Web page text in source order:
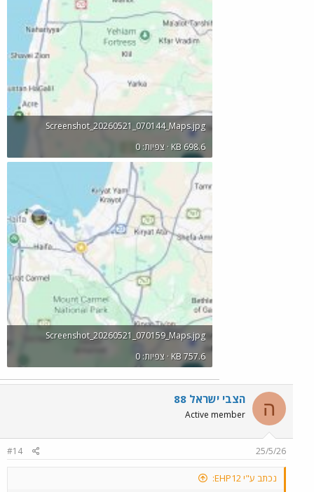
Screenshot_20260521_070144_Maps.jpg
KB 698.6 · צפיות: 0
Screenshot_20260521_070159_Maps.jpg
KB 757.6 · צפיות: 0
ה הצבי ישראל 88
Active member
25/5/26
#14
נכתב ע"י EHP12: